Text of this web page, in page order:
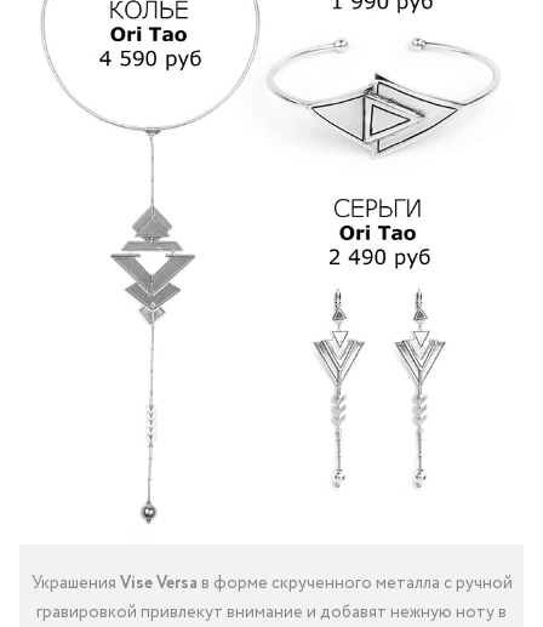
Украшения Vise Versa в форме скрученного металла с ручной
гравировкой привлекут внимание и добавят нежную ноту в